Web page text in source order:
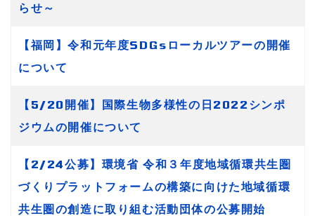
らせ～
【福岡】令和元年度SDGsローカルツアーの開催
について
【5/20開催】国際生物多様性の日2022シンポ
ジウムの開催について
【2/24公募】環境省 令和３年度地域循環共生圏
づくりプラットフォームの構築に向けた地域循環
共生圏の創造に取り組む活動団体の公募開始